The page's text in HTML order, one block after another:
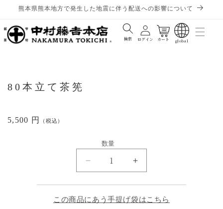
熊本県熊本地方で発生した地震に伴う配送への影響について
検索 ログイン
カート
カート global
80本立て茶筅
通
5,500 円 （税込）
数
数量
立
て
80
立
て
この商品にあう手提げ袋はこちら